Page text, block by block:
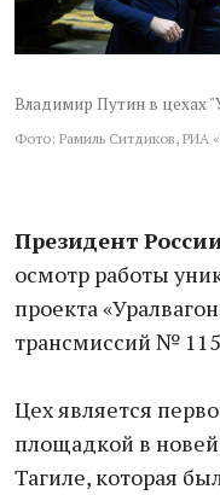
Владимир Путин в цехах
Фото: Рамиль Ситдиков, РИА
Президент
осмотр работы
проекта
трансмиссий №
Цех является
площадкой в
Тагиле, которая